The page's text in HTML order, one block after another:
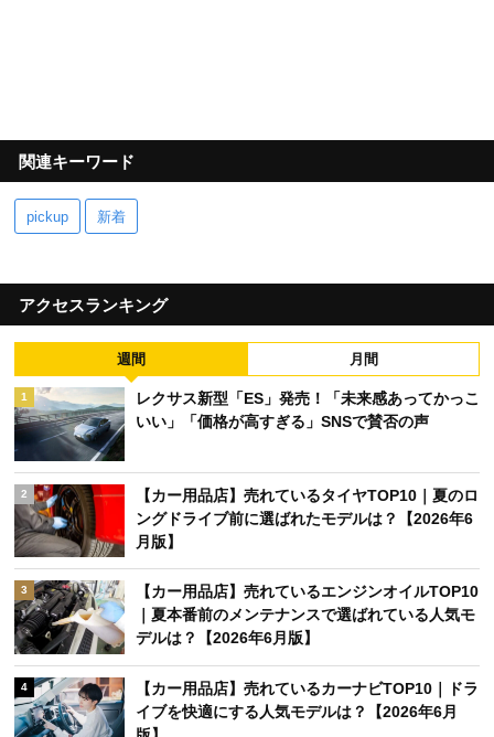
関連キーワード
pickup 新着
アクセスランキング
週間 月間
1
レクサス新型「ES」発売！「未来感あってかっこ
いい」「価格が高すぎる」SNSで賛否の声
2
【カー用品店】売れているタイヤTOP10｜夏のロ
ングドライブ前に選ばれたモデルは？【2026年6
月版】
3
【カー用品店】売れているエンジンオイルTOP10
｜夏本番前のメンテナンスで選ばれている人気モ
デルは？【2026年6月版】
4
【カー用品店】売れているカーナビTOP10｜ドラ
イブを快適にする人気モデルは？【2026年6月